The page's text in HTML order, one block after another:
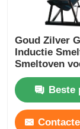
Goud Zilver
Inductie
Smeltoven
Edelmetalen
Beste